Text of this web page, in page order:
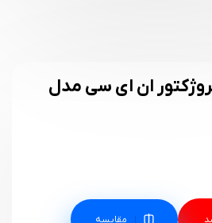
ان ای سی مدل
مقایسه